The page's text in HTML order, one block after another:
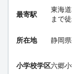
最寄駅
東海道
まで
所在地 静岡
小学校学区六郷